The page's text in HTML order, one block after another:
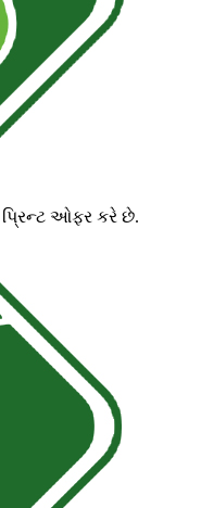
ઓફર કરે છે.